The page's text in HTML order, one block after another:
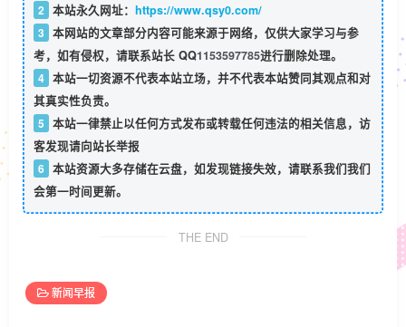
2 本站永久网址： https://www.qsy0.com/
3 本网站的文章部分内容可能来源于网络，仅供大家学习与参
考，如有侵权，请联系站长 QQ1153597785进行删除处理。
4 本站一切资源不代表本站立场，并不代表本站赞同其观点和对
其真实性负责。
5 本站一律禁止以任何方式发布或转载任何违法的相关信息，访
客发现请向站长举报
6 本站资源大多存储在云盘，如发现链接失效，请联系我们我们
会第一时间更新。
THE END
新闻早报